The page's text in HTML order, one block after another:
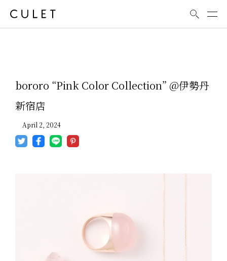
News
bororo “Pink Color Collection” @伊勢丹
新宿店
April 2, 2024